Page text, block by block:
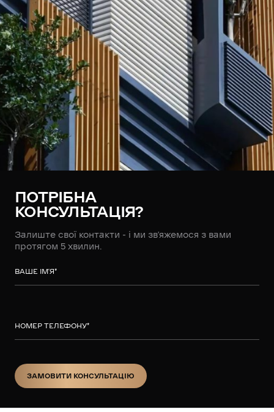
ПОТРІБНА
КОНСУЛЬТАЦІЯ?
Залиште свої контакти - і ми зв’яжемося з вами
протягом 5 хвилин.
ВАШЕ ІМ’Я*
НОМЕР ТЕЛЕФОНУ*
ЗАМОВИТИ КОНСУЛЬТАЦІЮ